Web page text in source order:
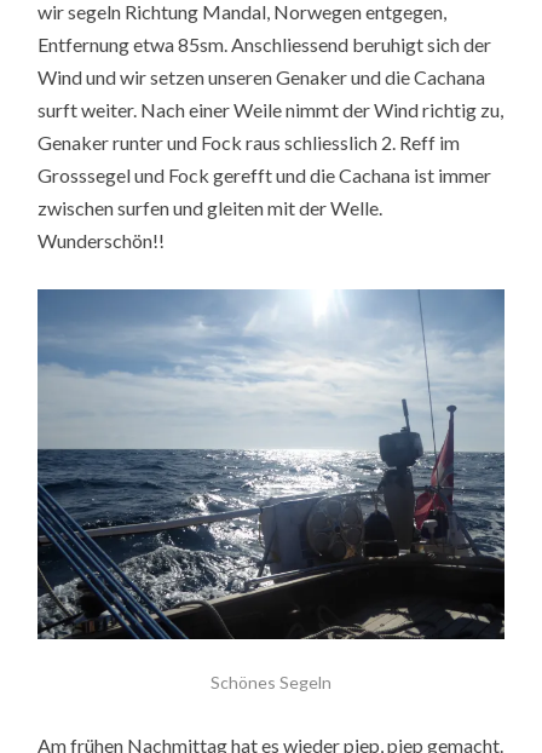
wir segeln Richtung Mandal, Norwegen entgegen,
Entfernung etwa 85sm. Anschliessend beruhigt sich der
Wind und wir setzen unseren Genaker und die Cachana
surft weiter. Nach einer Weile nimmt der Wind richtig zu,
Genaker runter und Fock raus schliesslich 2. Reff im
Grosssegel und Fock gerefft und die Cachana ist immer
zwischen surfen und gleiten mit der Welle.
Wunderschön!!
Schönes Segeln
Am frühen Nachmittag hat es wieder piep, piep gemacht.